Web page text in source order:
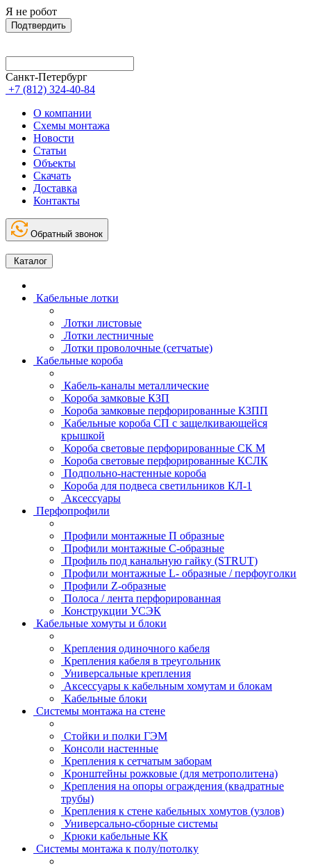
Я не робот
Подтвердить
Санкт-Петербург
+7 (812) 324-40-84
О компании
Схемы монтажа
Новости
Статьи
Объекты
Скачать
Доставка
Контакты
Обратный звонок
Каталог
Кабельные лотки
Лотки листовые
Лотки лестничные
Лотки проволочные (сетчатые)
Кабельные короба
Кабель-каналы металлические
Короба замковые КЗП
Короба замковые перфорированные КЗПП
Кабельные короба СП с защелкивающейся
крышкой
Короба световые перфорированные СК М
Короба световые перфорированные КСЛК
Подпольно-настенные короба
Короба для подвеса светильников КЛ-1
Аксессуары
Перфопрофили
Профили монтажные П образные
Профили монтажные C-образные
Профиль под канальную гайку (STRUT)
Профили монтажные L- образные / перфоуголки
Профили Z-образные
Полоса / лента перфорированная
Конструкции УСЭК
Кабельные хомуты и блоки
Крепления одиночного кабеля
Крепления кабеля в треугольник
Универсальные крепления
Аксессуары к кабельным хомутам и блокам
Кабельные блоки
Системы монтажа на стене
Стойки и полки ГЭМ
Консоли настенные
Крепления к сетчатым заборам
Кронштейны рожковые (для метрополитена)
Крепления на опоры ограждения (квадратные
трубы)
Крепления к стене кабельных хомутов (узлов)
Универсально-сборные системы
Крюки кабельные КК
Системы монтажа к полу/потолку